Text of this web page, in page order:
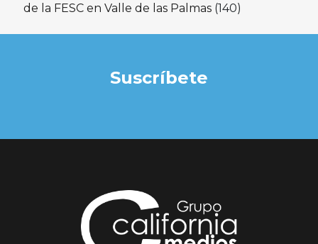
de la FESC en Valle de las Palmas (140)
Suscríbete